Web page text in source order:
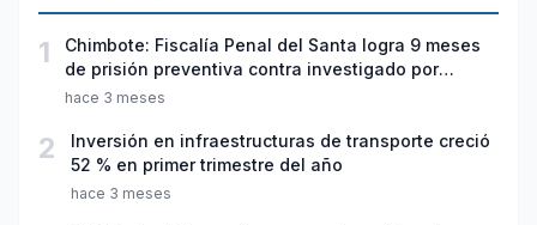
1
Chimbote: Fiscalía Penal del Santa logra 9 meses
de prisión preventiva contra investigado por
violación sexual y tentativa de feminicidio
hace 3 meses
2
Inversión en infraestructuras de transporte creció
52 % en primer trimestre del año
hace 3 meses